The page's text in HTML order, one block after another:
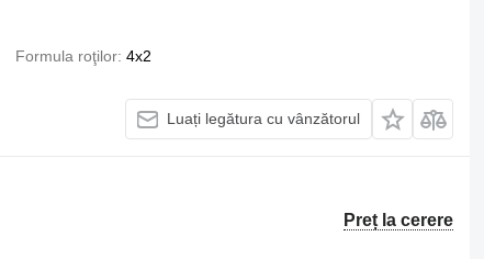
Formula roţilor 4x2
Luați legătura cu vânzătorul
Preț la cerere